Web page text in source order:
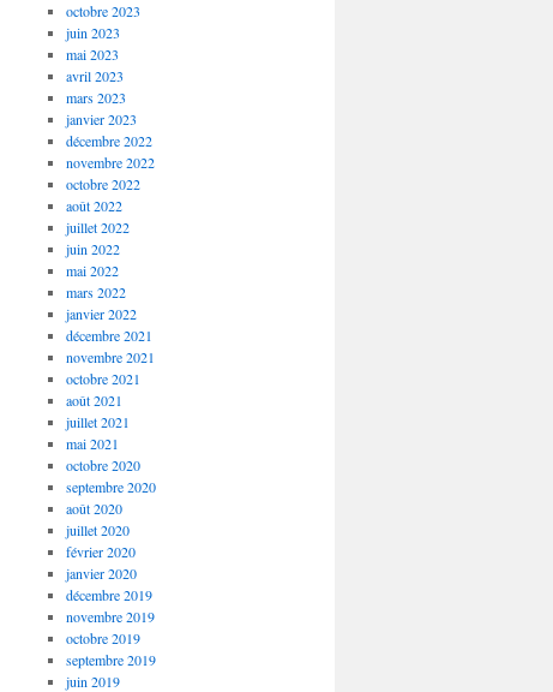
octobre 2023
juin 2023
mai 2023
avril 2023
mars 2023
janvier 2023
décembre 2022
novembre 2022
octobre 2022
août 2022
juillet 2022
juin 2022
mai 2022
mars 2022
janvier 2022
décembre 2021
novembre 2021
octobre 2021
août 2021
juillet 2021
mai 2021
octobre 2020
septembre 2020
août 2020
juillet 2020
février 2020
janvier 2020
décembre 2019
novembre 2019
octobre 2019
septembre 2019
juin 2019